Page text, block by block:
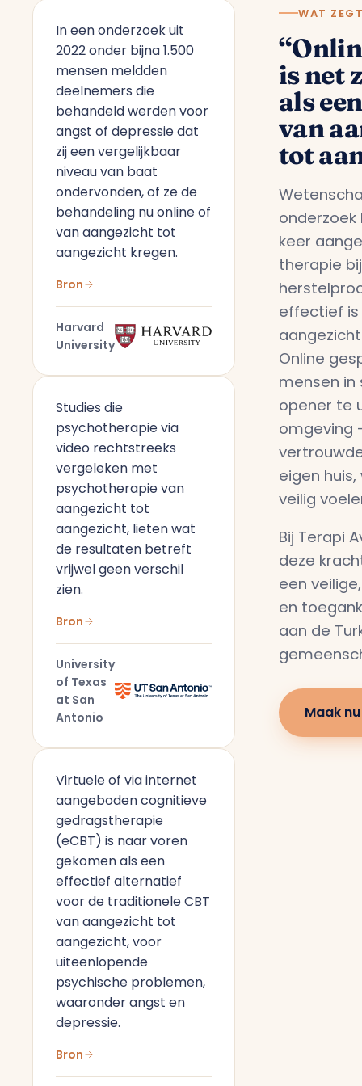
In een onderzoek uit
2022 onder bijna 1.500
mensen meldden
deelnemers die
behandeld werden voor
angst of depressie dat
zij een vergelijkbaar
niveau van baat
ondervonden, of ze de
behandeling nu online of
van aangezicht tot
aangezicht kregen.
Bron
Harvard
University
Studies die
psychotherapie via
video rechtstreeks
vergeleken met
psychotherapie van
aangezicht tot
aangezicht, lieten wat
de resultaten betreft
vrijwel geen verschil
zien.
Bron
University
of Texas
at San
Antonio
Virtuele of via internet
aangeboden cognitieve
gedragstherapie
(eCBT) is naar voren
gekomen als een
effectief alternatief
voor de traditionele CBT
van aangezicht tot
aangezicht, voor
uiteenlopende
psychische problemen,
waaronder angst en
depressie.
Bron
WAT
is net
als
van
tot
keer
therapie
effectief is
Online
mensen in
opener te
omgeving
eigen
veilig
Bij Terapi
deze
een
en
aan de
Maak